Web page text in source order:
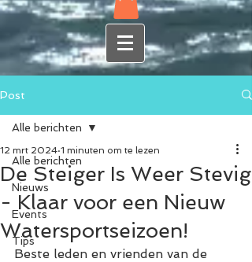
Post
Alle berichten
Nieuws
Events
Tips
Alle berichten
De Steiger Is Weer Stevig
- Klaar voor een Nieuw
Watersportseizoen!
12 mrt 2024 1 minuten om te lezen
Beste leden en vrienden van de